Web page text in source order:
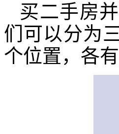
买二手房
们可以分为
个位置，各